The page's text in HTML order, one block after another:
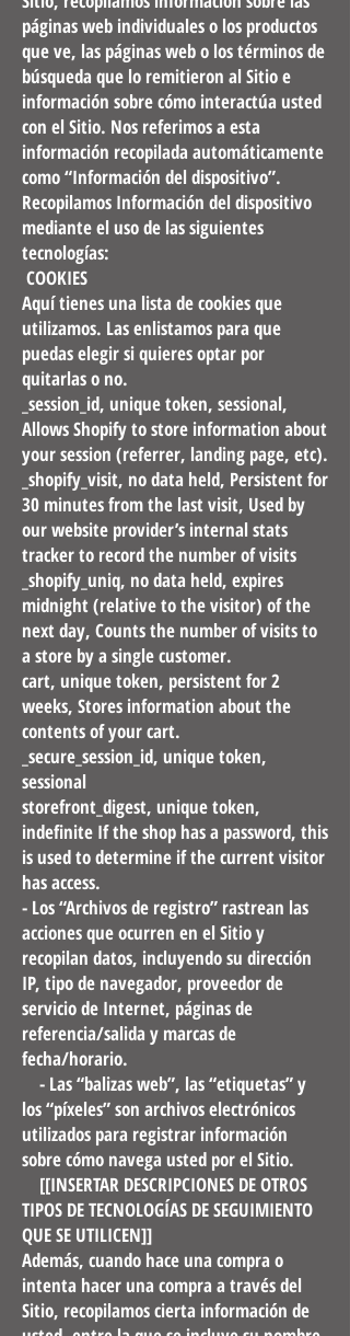
páginas web individuales o los productos
que ve, las páginas web o los términos de
búsqueda que lo remitieron al Sitio e
información sobre cómo interactúa usted
con el Sitio. Nos referimos a esta
información recopilada automáticamente
como “Información del dispositivo”.
Recopilamos Información del dispositivo
mediante el uso de las siguientes
tecnologías:
COOKIES
Aquí tienes una lista de cookies que
utilizamos. Las enlistamos para que
puedas elegir si quieres optar por
quitarlas o no.
_session_id, unique token, sessional,
Allows Shopify to store information about
your session (referrer, landing page, etc).
_shopify_visit, no data held, Persistent for
30 minutes from the last visit, Used by
our website provider’s internal stats
tracker to record the number of visits
_shopify_uniq, no data held, expires
midnight (relative to the visitor) of the
next day, Counts the number of visits to
a store by a single customer.
cart, unique token, persistent for 2
weeks, Stores information about the
contents of your cart.
_secure_session_id, unique token,
sessional
storefront_digest, unique token,
indefinite If the shop has a password, this
is used to determine if the current visitor
has access.
- Los “Archivos de registro” rastrean las
acciones que ocurren en el Sitio y
recopilan datos, incluyendo su dirección
IP, tipo de navegador, proveedor de
servicio de Internet, páginas de
referencia/salida y marcas de
fecha/horario.
- Las “balizas web”, las “etiquetas” y
los “píxeles” son archivos electrónicos
utilizados para registrar información
sobre cómo navega usted por el Sitio.
[[INSERTAR DESCRIPCIONES DE OTROS
TIPOS DE TECNOLOGÍAS DE SEGUIMIENTO
QUE SE UTILICEN]]
Además, cuando hace una compra o
intenta hacer una compra a través del
Sitio, recopilamos cierta información de